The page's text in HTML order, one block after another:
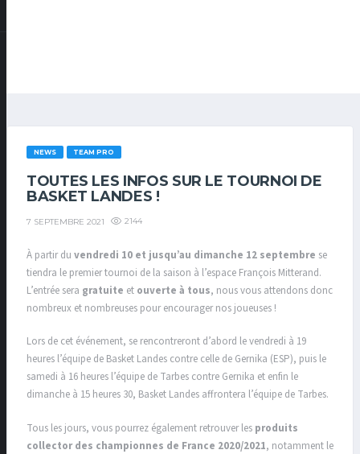
NEWS TEAM PRO
TOUTES LES INFOS SUR LE TOURNOI DE
BASKET LANDES !
7 SEPTEMBRE 2021 2144
À partir du vendredi 10 et jusqu’au dimanche 12 septembre se
tiendra le premier tournoi de la saison à l’espace François Mitterand.
L’entrée sera gratuite et ouverte à tous, nous vous attendons donc
nombreux et nombreuses pour encourager nos joueuses !
Lors de cet événement, se rencontreront d’abord le vendredi à 19
heures l’équipe de Basket Landes contre celle de Gernika (ESP), puis le
samedi à 16 heures l’équipe de Tarbes contre Gernika et enfin le
dimanche à 15 heures 30, Basket Landes affrontera l’équipe de Tarbes.
Tous les jours, vous pourrez également retrouver les produits
collector des championnes de France 2020/2021, notamment le